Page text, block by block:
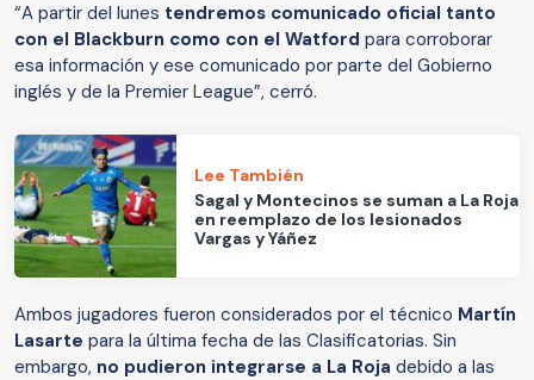
“A partir del lunes tendremos comunicado oficial tanto
con el Blackburn como con el Watford para corroborar
esa información y ese comunicado por parte del Gobierno
inglés y de la Premier League”, cerró.
Lee También
Sagal y Montecinos se suman a La Roja
en reemplazo de los lesionados
Vargas y Yáñez
Ambos jugadores fueron considerados por el técnico Martín
Lasarte para la última fecha de las Clasificatorias. Sin
embargo, no pudieron integrarse a La Roja debido a las